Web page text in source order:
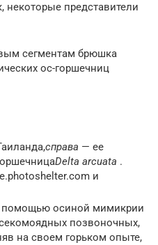
некоторые представители
сегментам брюшка
ос-горшечниц
справа — ее
Delta arcuata .
и
помощью осиной мимикрии
позвоночных,
на своем горьком опыте,